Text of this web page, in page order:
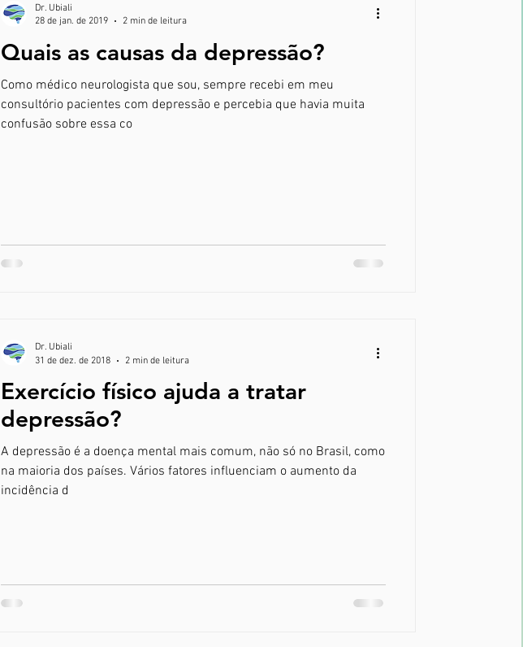
Quais as causas da depressão?
Como médico neurologista que sou, sempre recebi em meu
consultório pacientes com depressão e percebia que havia muita
confusão sobre essa co
Dr. Ubiali
28 de jan. de 2019
2 min de leitura
Exercício físico ajuda a tratar
depressão?
A depressão é a doença mental mais comum, não só no Brasil, como
na maioria dos países. Vários fatores influenciam o aumento da
incidência d
Dr. Ubiali
31 de dez. de 2018
2 min de leitura